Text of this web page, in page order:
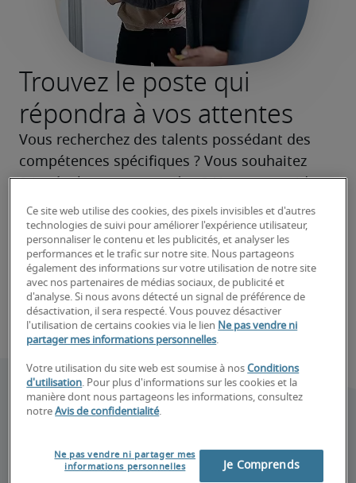
Trouvez le poste qui
répondra à vos attentes
Vous recherchez des talents possédant des
compétences spécifiques ? Vous souhaitez
faire évoluer votre carrière ? Nous vous aidons
à cibler les bons postes et à faire de votre
recherche un succès.
Trouvez votre futur talent
Trouvez votre prochain emploi
Ce site web utilise des cookies, des pixels invisibles et d'autres
technologies de suivi pour améliorer l'expérience utilisateur,
personnaliser le contenu et les publicités, et analyser les
performances et le trafic sur notre site. Nous partageons
également des informations sur votre utilisation de notre site
avec nos partenaires de médias sociaux, de publicité et
d'analyse. Si nous avons détecté un signal de préférence de
désactivation, il sera respecté. Vous pouvez désactiver
l'utilisation de certains cookies via le lien Ne pas vendre ni
partager mes informations personnelles.
Votre utilisation du site web est soumise à nosConditions
d'utilisation. Pour plus d'informations sur les cookies et la
manière dont nous partageons les informations, consultez
notreAvis de confidentialité.
Ne pas vendre ni partager mes
informations personnelles
Je Comprends